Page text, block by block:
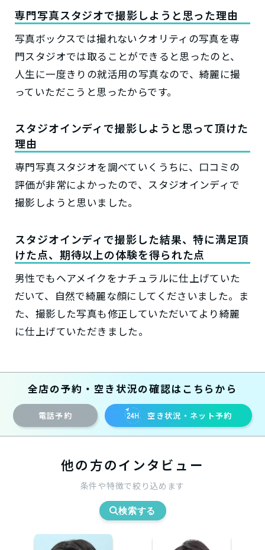
専門写真スタジオで撮影しようと思った理由
写真ボックスでは撮れないクオリティの写真を専
門スタジオでは取ることができると思ったのと、
人生に一度きりの就活用の写真なので、綺麗に撮
っていただこうと思ったからです。
スタジオインディで撮影しようと思って頂けた
理由
専門写真スタジオを調べていくうちに、口コミの
評価が非常によかったので、スタジオインディで
撮影しようと思いました。
スタジオインディで撮影した結果、特に満足頂
けた点、期待以上の体験を得られた点
男性でもヘアメイクをナチュラルに仕上げていた
だいて、自然で綺麗な顔にしてくださいました。ま
た、撮影した写真も修正していただいてより綺麗
に仕上げていただきました。
全店の予約・空き状況の確認はこちらから
電話予約 空き状況・ネット予約
他の方のインタビュー
条件や特徴で絞り込めます
検索する